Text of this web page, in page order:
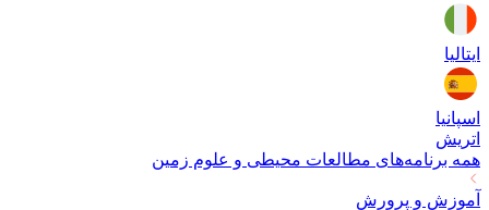
ایتالیا
اسپانیا
اتریش
همه برنامه‌های مطالعات محیطی و علوم زمین
آموزش و پرورش